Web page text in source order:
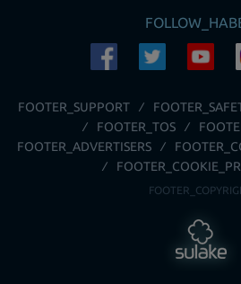
FOOTER_SUPPORT
FOOTER_TOS
FOOTER_ADVERTISERS